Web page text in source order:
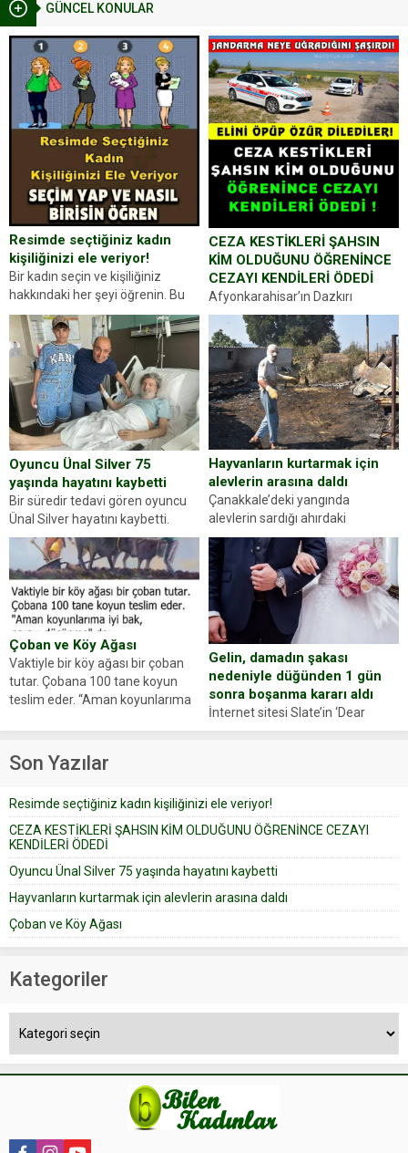
GÜNCEL KONULAR
Resimde seçtiğiniz kadın
kişiliğinizi ele veriyor!
Bir kadın seçin ve kişiliğiniz
hakkındaki her şeyi öğrenin. Bu
kez karşınıza oldukça farklı bir
kişilik testiyle çıkıyoruz. Resimde
gördüğünüz kadın figürlerinden
dikkatinizi en...
CEZA KESTİKLERİ ŞAHSIN
KİM OLDUĞUNU ÖĞRENİNCE
CEZAYI KENDİLERİ ÖDEDİ
Afyonkarahisar’ın Dazkırı
ilçesinde trafik uygulaması
yapan jandarma ekipleri
durdurdukları bir otomobilin
sürücüsünden ehliyet ve ruhsat
sorup belgelerini istedi. Sürücü
Abdurrahman Ö.nün verdiği
evraklarda eksik olduğunu...
Oyuncu Ünal Silver 75
yaşında hayatını kaybetti
Bir süredir tedavi gören oyuncu
Ünal Silver hayatını kaybetti.
Haberi, oyuncunun menajerlik
ajansı duyurdu. Renda Güner,
sosyal medya hesabında “Usta
Oyuncumuz ve çok değerli
dostumuz...
Hayvanların kurtarmak için
alevlerin arasına daldı
Çanakkale’deki yangında
alevlerin sardığı ahırdaki
hayvanlarını kurtarmak isteyen
Zeki Demir (66) ölümden döndü.
Yüzünde ve ellerinde yanıklar
oluşan Demir, kâbus dolu anları
anlattı… Merkeze bağlı...
Çoban ve Köy Ağası
Vaktiyle bir köy ağası bir çoban
tutar. Çobana 100 tane koyun
teslim eder. “Aman koyunlarıma
Çoban koyunları alır gider. Aylar...
Gelin, damadın şakası
nedeniyle düğünden 1 gün
sonra boşanma kararı aldı
İnternet sitesi Slate’in ‘Dear
Prudence’ isimli tavsiye köşesine
yapıştırdığı için düğünden...
Son Yazılar
Resimde seçtiğiniz kadın kişiliğinizi ele veriyor!
CEZA KESTİKLERİ ŞAHSIN KİM OLDUĞUNU ÖĞRENİNCE CEZAYI
KENDİLERİ ÖDEDİ
Oyuncu Ünal Silver 75 yaşında hayatını kaybetti
Hayvanların kurtarmak için alevlerin arasına daldı
Çoban ve Köy Ağası
Kategoriler